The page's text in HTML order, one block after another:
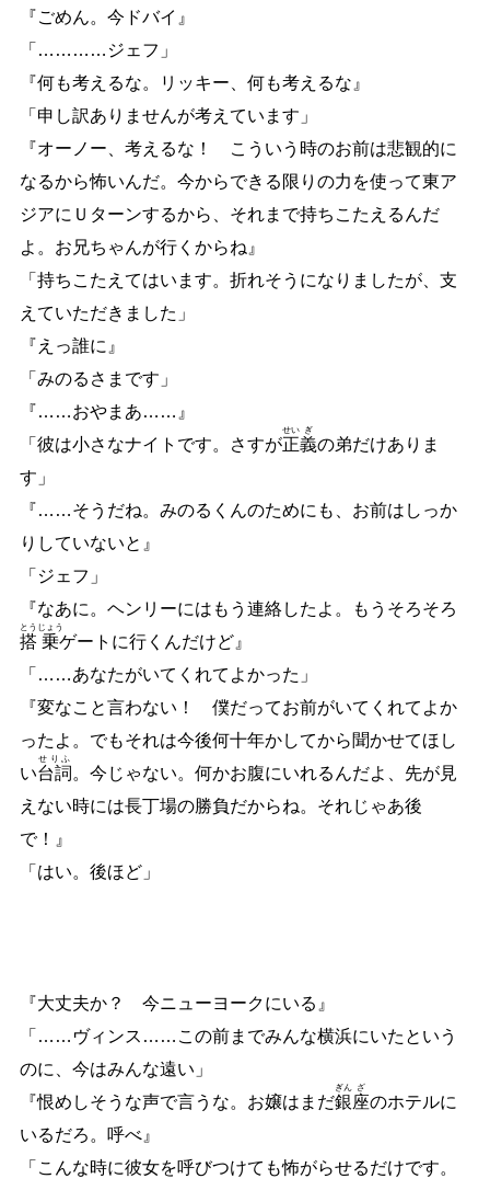
『ごめん。今ドバイ』
「 … … … … ジェフ」
『何も考えるな。リッキー、何も考えるな』
「申し訳ありませんが考えています」
『オーノー、考えるな！ こういう時のお前は悲観的に
なるから怖いんだ。今からできる限りの力を使って東ア
ジアにＵターンするから、それまで持ちこたえるんだ
よ。お兄ちゃんが行くからね』
「持ちこたえてはいます。折れそうになりましたが、支
えていただきました」
『えっ誰に』
「みのるさまです」
『… …おやまあ… … 』
「彼は小さなナイトです。さすが正
せい
義
ぎ
の弟だけありま
す」
『… …そうだね。みのるくんのためにも、お前はしっか
りしていないと』
「ジェフ」
『なあに。ヘンリーにはもう連絡したよ。もうそろそろ
搭
とう
乗
じょう
ゲートに行くんだけど』
「 … …あなたがいてくれてよかった」
『変なこと言わない！ 僕だってお前がいてくれてよか
ったよ。でもそれは今後何十年かしてから聞かせてほし
い台詞
せりふ
。今じゃない。何かお腹にいれるんだよ、先が見
えない時には長丁場の勝負だからね。それじゃあ後
で！』
「はい。後ほど」
『大丈夫か？ 今ニューヨークにいる』
「 … … ヴィンス … … この前までみんな横浜にいたという
のに、今はみんな遠い」
『恨めしそうな声で言うな。お嬢はまだ銀
ぎん
座
ざ
のホテルに
いるだろ。呼べ』
「こんな時に彼女を呼びつけても怖がらせるだけです。